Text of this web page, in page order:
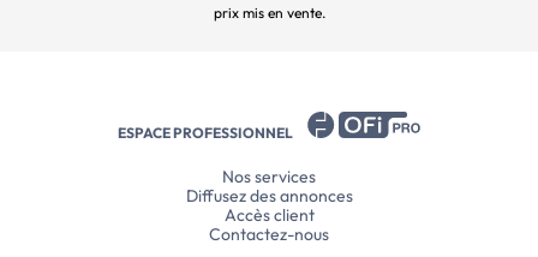
prix mis en vente.
ESPACE PROFESSIONNEL
Nos services
Diffusez des annonces
Accès client
Contactez-nous